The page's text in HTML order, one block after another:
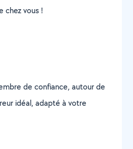
chez vous !
de confiance, autour de
idéal, adapté à votre